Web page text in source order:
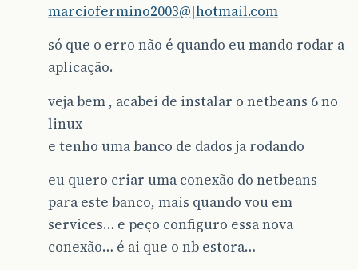
marciofermino2003@|hotmail.com
só que o erro não é quando eu mando rodar a
aplicação.
veja bem , acabei de instalar o netbeans 6 no
linux
e tenho uma banco de dados ja rodando
eu quero criar uma conexão do netbeans
para este banco, mais quando vou em
services… e peço configuro essa nova
conexão… é ai que o nb estora…